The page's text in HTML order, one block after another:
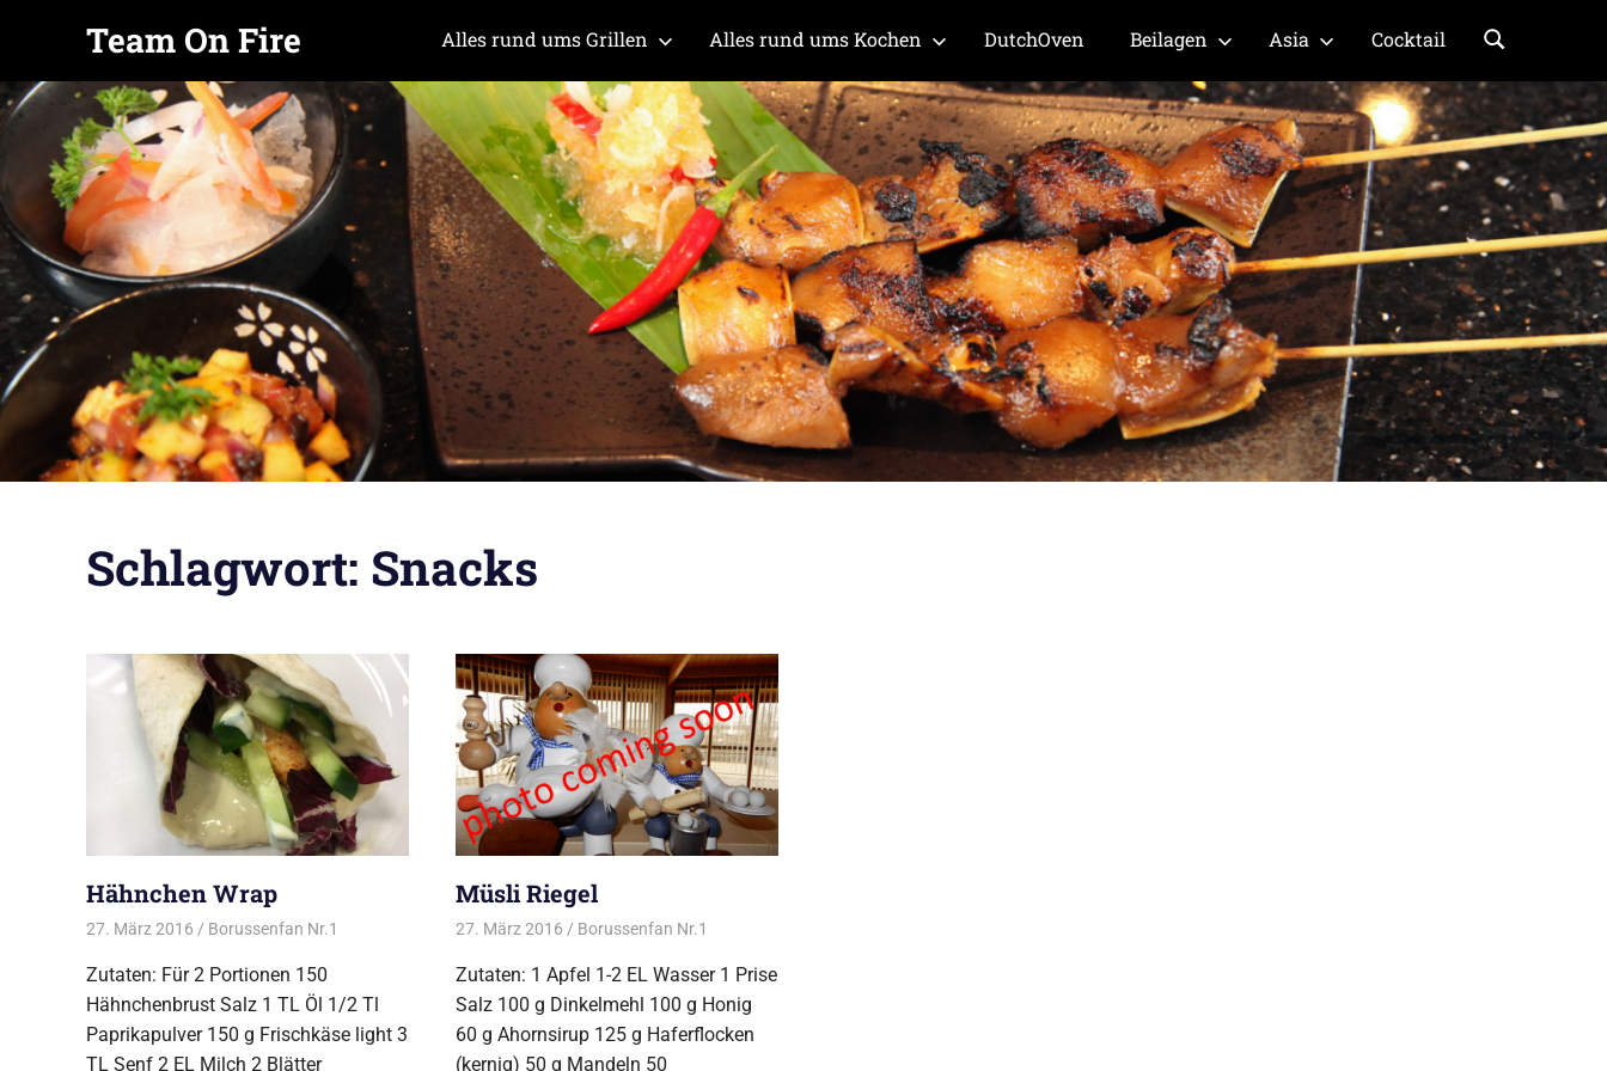
Zum
Inhalt
springen
Team On Fire
COOKING
SINCE
2015
Alles rund ums Grillen Alles rund ums Kochen DutchOven Beilagen Asia Cocktail
Schlagwort: Snacks
Hähnchen Wrap
27. März 2016 Borussenfan Nr.1
Zutaten: Für 2 Portionen 150
Hähnchenbrust Salz 1 TL Öl 1/2 Tl
Paprikapulver 150 g Frischkäse light 3
TL Senf 2 EL Milch 2 Blätter
Müsli Riegel
27. März 2016 Borussenfan Nr.1
Zutaten: 1 Apfel 1-2 EL Wasser 1 Prise
Salz 100 g Dinkelmehl 100 g Honig
60 g Ahornsirup 125 g Haferflocken
(kernig) 50 g Mandeln 50